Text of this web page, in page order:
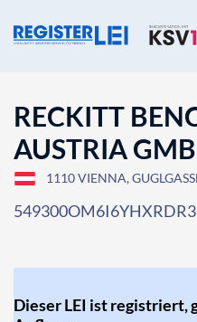
RECKITT
AUSTRIA
1110 VIENNA,
Dieser LEI ist registriert,